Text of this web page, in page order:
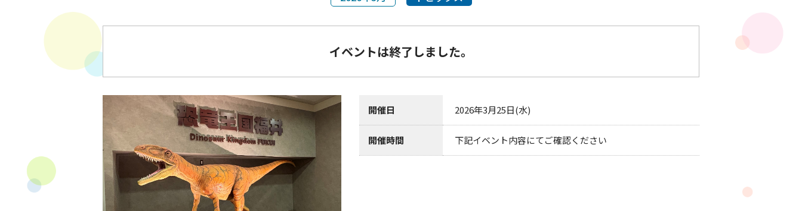
イベントは終了しました。
開催日 2026年3月25日(水)
開催時間 下記イベント内容にてご確認ください